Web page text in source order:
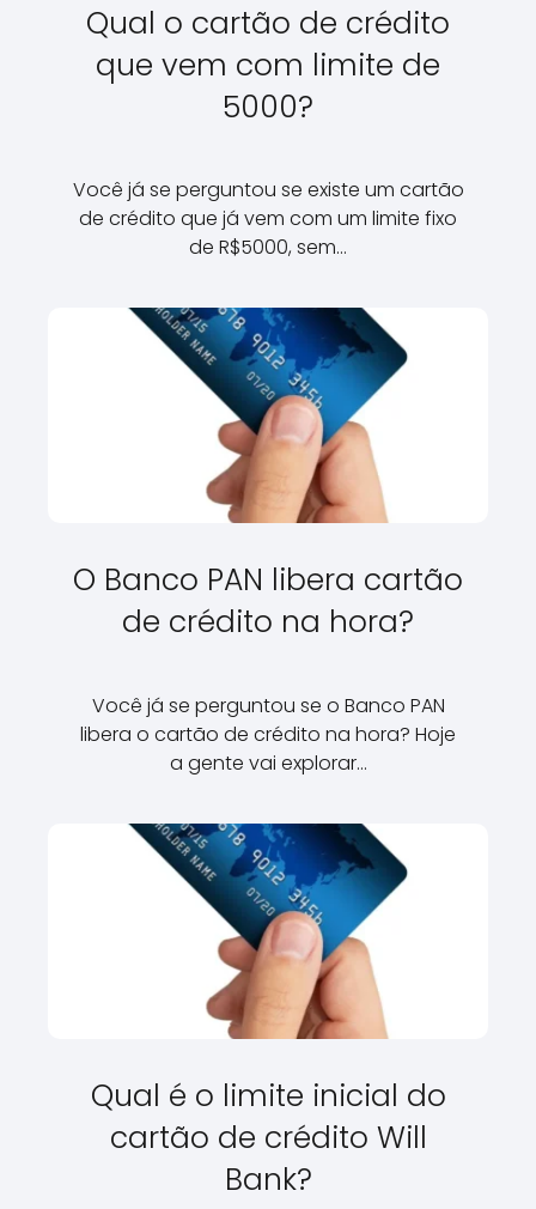
Qual o cartão de crédito
que vem com limite de
5000?
Você já se perguntou se existe um cartão
de crédito que já vem com um limite fixo
de R$5000, sem…
O Banco PAN libera cartão
de crédito na hora?
Você já se perguntou se o Banco PAN
libera o cartão de crédito na hora? Hoje
a gente vai explorar…
Qual é o limite inicial do
cartão de crédito Will
Bank?